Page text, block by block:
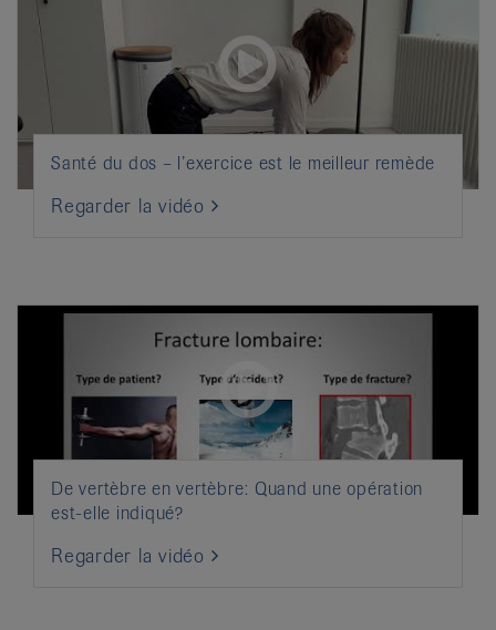
Santé du dos – l’exercice est le meilleur remède
Regarder la vidéo
De vertèbre en vertèbre: Quand une opération
est-elle indiqué?
Regarder la vidéo